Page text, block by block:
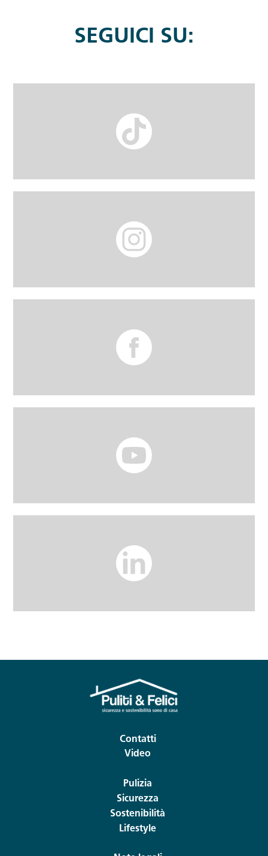
SEGUICI SU:
Contatti
Video
Pulizia
Sicurezza
Sostenibilità
Lifestyle